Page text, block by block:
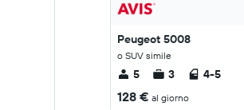
Peugeot 5008
o SUV simile
5 3 4-5
128 € al giorno